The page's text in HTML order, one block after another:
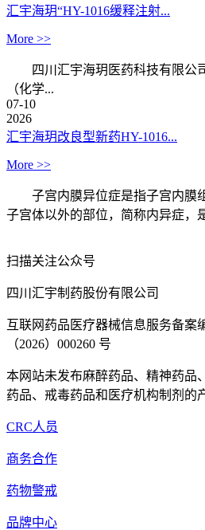
汇宇海玥“HY-1016缓释注射...
More >>
四川汇宇海玥医药科技有限公司
（化学...
07-10
2026
汇宇海玥改良型新药HY-1016...
More >>
子宫内膜异位症是指子宫内膜
子宫体以外的部位，简称内异症，
扫描关注公众号
四川汇宇制药股份有限公司
互联网药品医疗器械信息服务备案
（2026）000260 号
本网站未发布麻醉药品、精神药品
药品、戒毒药品和医疗机构制剂的
CRC人员
商务合作
药物警戒
品牌中心